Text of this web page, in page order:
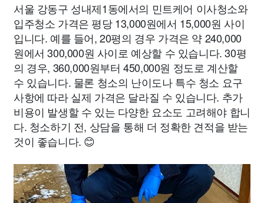
서울 강동구 성내제1동에서의 민트케어 이사청소와
입주청소 가격은 평당 13,000원에서 15,000원 사이
입니다. 예를 들어, 20평의 경우 가격은 약 240,000
원에서 300,000원 사이로 예상할 수 있습니다. 30평
의 경우, 360,000원부터 450,000원 정도로 계산할
수 있습니다. 물론 청소의 난이도나 특수 청소 요구
사항에 따라 실제 가격은 달라질 수 있습니다. 추가
비용이 발생할 수 있는 다양한 요소도 고려해야 합니
다. 청소하기 전, 상담을 통해 더 정확한 견적을 받는
것이 좋습니다. 😊